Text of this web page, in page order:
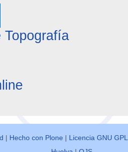
Topografía
| Hecho con Plone | Licencia GNU GPL